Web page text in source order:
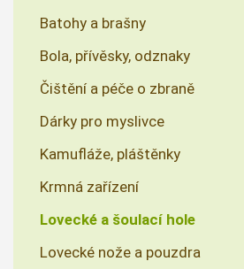
Batohy a brašny
Bola, přívěsky, odznaky
Čištění a péče o zbraně
Dárky pro myslivce
Kamufláže, pláštěnky
Krmná zařízení
Lovecké a šoulací hole
Lovecké nože a pouzdra